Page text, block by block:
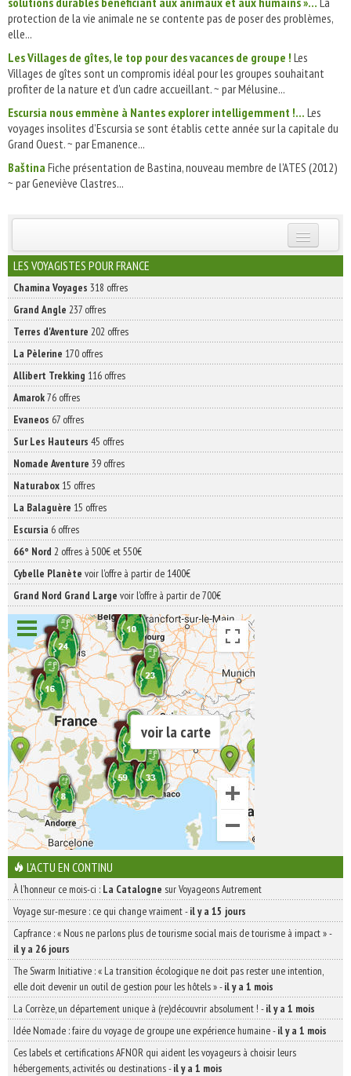
protection de la vie animale ne se contente pas de poser des problèmes,
elle...
Les Villages de gîtes, le top pour des vacances de groupe ! Les
Villages de gîtes sont un compromis idéal pour les groupes souhaitant
profiter de la nature et d'un cadre accueillant. ~ par Mélusine...
Escursia nous emmène à Nantes explorer intelligemment !... Les
voyages insolites d’Escursia se sont établis cette année sur la capitale du
Grand Ouest. ~ par Emanence...
Baština Fiche présentation de Bastina, nouveau membre de l'ATES (2012)
~ par Geneviève Clastres...
INSCRIVEZ-VOUS | ABONNEZ-VOUS
LES VOYAGISTES POUR FRANCE
Chamina Voyages 318 offres
Grand Angle 237 offres
Terres d'Aventure 202 offres
La Pèlerine 170 offres
Allibert Trekking 116 offres
Amarok76 offres
Evaneos 67 offres
Sur Les Hauteurs 45 offres
Nomade Aventure 39 offres
Naturabox 15 offres
La Balaguère 15 offres
Escursia 6 offres
66° Nord 2 offres à 500€ et 550€
Cybelle Planète voir l'offre à partir de 1400€
Grand Nord Grand Large voir l'offre à partir de 700€
voir la carte
L'ACTU EN CONTINU
À l'honneur ce mois-ci : La Catalogne sur Voyageons Autrement
Voyage sur-mesure : ce qui change vraiment-il y a 15 jours
Capfrance : « Nous ne parlons plus de tourisme social mais de tourisme à impact »-
il y a 26 jours
The Swarm Initiative : « La transition écologique ne doit pas rester une intention,
elle doit devenir un outil de gestion pour les hôtels »-il y a 1 mois
La Corrèze, un département unique à (re)découvrir absolument ! -il y a 1 mois
Idée Nomade : faire du voyage de groupe une expérience humaine-il y a 1 mois
Ces labels et certifications AFNOR qui aident les voyageurs à choisir leurs
hébergements, activités ou destinations-il y a 1 mois